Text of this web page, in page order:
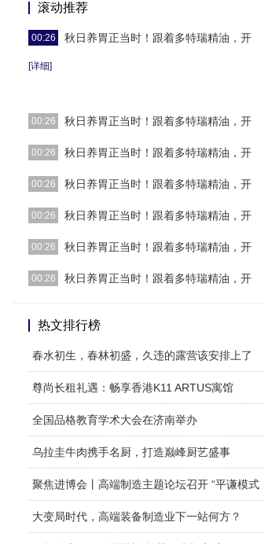
滚动推荐
00:26 秋日养胃正当时！跟着多特瑞精油，开
[详细]
00:26 秋日养胃正当时！跟着多特瑞精油，开
[详细]
00:26 秋日养胃正当时！跟着多特瑞精油，开
[详细]
00:26 秋日养胃正当时！跟着多特瑞精油，开
[详细]
00:26 秋日养胃正当时！跟着多特瑞精油，开
[详细]
00:26 秋日养胃正当时！跟着多特瑞精油，开
[详细]
00:26 秋日养胃正当时！跟着多特瑞精油，开
热文排行榜
春水初生，春林初盛，久违的露营该安排上了
尊尚长租礼遇：畅享香港K11 ARTUS寓馆
全国品格教育学术大会在济南举办
乌拉圭牛肉携手名厨，打造巅峰厨艺盛事
聚焦进博会丨高端制造主题论坛召开 “平谦模式
大变局时代，高端装备制造业下一站何方？